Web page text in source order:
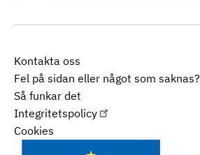
Kontakta oss
Fel på sidan eller något som saknas?
Så funkar det
Integritetspolicy
Cookies